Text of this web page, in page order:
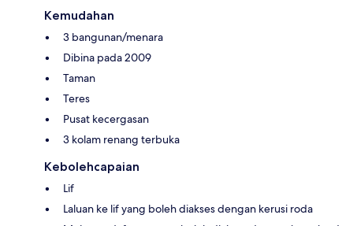
Kemudahan
3 bangunan/menara
Dibina pada 2009
Taman
Teres
Pusat kecergasan
3 kolam renang terbuka
Kebolehcapaian
Lif
Laluan ke lif yang boleh diakses dengan kerusi roda